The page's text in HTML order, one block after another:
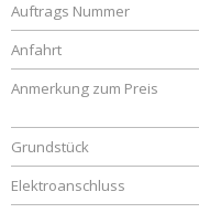
Auftrags Nummer
Anfahrt
Anmerkung zum Preis
Grundstück
Elektroanschluss